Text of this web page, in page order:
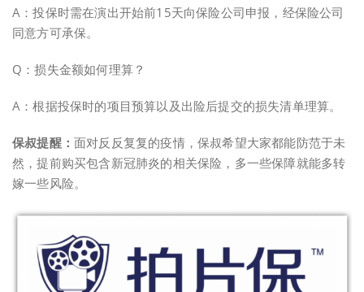
A：投保时需在演出开始前15天向保险公司申报，经保险公司
同意方可承保。
Q：损失金额如何理算？
A：根据投保时的项目预算以及出险后提交的损失清单理算。
保叔提醒： 面对反反复复的疫情，保叔希望大家都能防范于未
然，提前购买包含新冠肺炎的相关保险，多一些保障就能多转
嫁一些风险。